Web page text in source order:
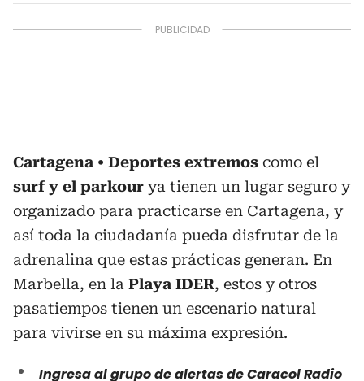
Cartagena Deportes extremos como el
surf y el parkour ya tienen un lugar seguro y
organizado para practicarse en Cartagena, y
así toda la ciudadanía pueda disfrutar de la
adrenalina que estas prácticas generan. En
Marbella, en la Playa IDER, estos y otros
pasatiempos tienen un escenario natural
para vivirse en su máxima expresión.
Ingresa al grupo de alertas de Caracol Radio